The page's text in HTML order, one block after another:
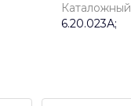
6.20.023А;